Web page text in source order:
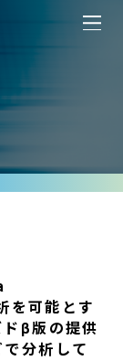
を可能とす
β版の提供
分析して